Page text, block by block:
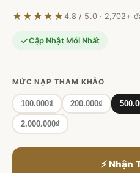
★★★★★ 4.8 / 5.0 · 2,702+
Cập Nhật Mới Nhất
MỨC NẠP THAM KHẢO
100.000₫ 200.000₫
2.000.000₫
⚡ Nhận